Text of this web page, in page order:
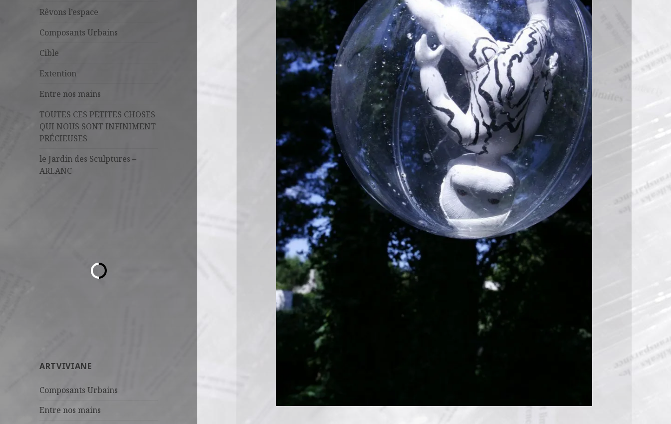
Rêvons l’espace
Composants Urbains
Cible
Extention
Entre nos mains
TOUTES CES PETITES CHOSES
QUI NOUS SONT INFINIMENT
PRÉCIEUSES
le Jardin des Sculptures –
ARLANC
ARTVIVIANE
Composants Urbains
Entre nos mains